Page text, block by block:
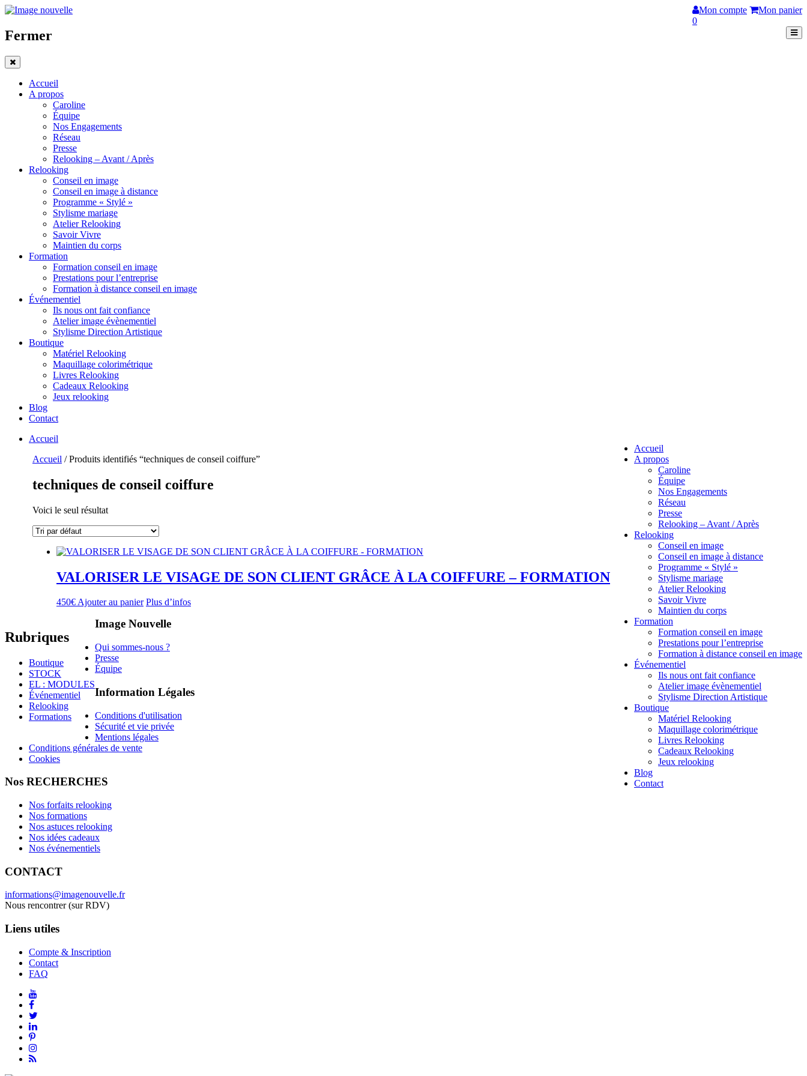
Mon compte
Mon panier
0
Fermer
Accueil
A propos
Caroline
Équipe
Nos Engagements
Réseau
Presse
Relooking – Avant / Après
Relooking
Conseil en image
Conseil en image à distance
Programme « Stylé »
Stylisme mariage
Atelier Relooking
Savoir Vivre
Maintien du corps
Formation
Formation conseil en image
Prestations pour l’entreprise
Formation à distance conseil en image
Événementiel
Ils nous ont fait confiance
Atelier image évènementiel
Stylisme Direction Artistique
Boutique
Matériel Relooking
Maquillage colorimétrique
Livres Relooking
Cadeaux Relooking
Jeux relooking
Blog
Contact
Accueil
A propos
Caroline
Équipe
Nos Engagements
Réseau
Presse
Relooking – Avant / Après
Relooking
Conseil en image
Conseil en image à distance
Programme « Stylé »
Stylisme mariage
Atelier Relooking
Savoir Vivre
Maintien du corps
Formation
Formation conseil en image
Prestations pour l’entreprise
Formation à distance conseil en image
Événementiel
Ils nous ont fait confiance
Atelier image évènementiel
Stylisme Direction Artistique
Boutique
Matériel Relooking
Maquillage colorimétrique
Livres Relooking
Cadeaux Relooking
Jeux relooking
Blog
Contact
Accueil
Accueil / Produits identifiés “techniques de conseil coiffure”
techniques de conseil coiffure
Voici le seul résultat
VALORISER LE VISAGE DE SON CLIENT GRÂCE À LA COIFFURE – FORMATION
450€Ajouter au panier Plus d’infos
Rubriques
Boutique
STOCK
EL : MODULES
Événementiel
Relooking
Formations
Image Nouvelle
Qui sommes-nous ?
Presse
Équipe
Information Légales
Conditions d'utilisation
Sécurité et vie privée
Mentions légales
Conditions générales de vente
Cookies
Nos RECHERCHES
Nos forfaits relooking
Nos formations
Nos astuces relooking
Nos idées cadeaux
Nos événementiels
CONTACT
informations@imagenouvelle.fr
Nous rencontrer (sur RDV)
Liens utiles
Compte & Inscription
Contact
FAQ